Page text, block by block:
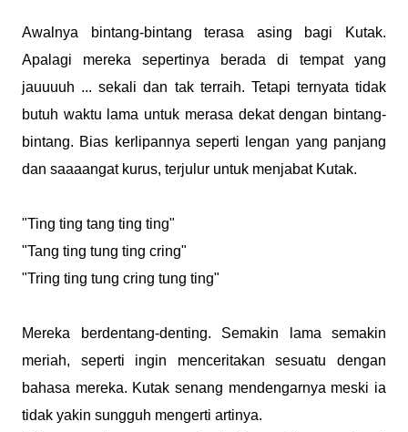
Awalnya bintang-bintang terasa asing bagi Kutak.
Apalagi mereka sepertinya berada di tempat yang
jauuuuh ... sekali dan tak terraih. Tetapi ternyata tidak
butuh waktu lama untuk merasa dekat dengan bintang-
bintang. Bias kerlipannya seperti lengan yang panjang
dan saaaangat kurus, terjulur untuk menjabat Kutak.
"Ting ting tang ting ting"
"Tang ting tung ting cring"
"Tring ting tung cring tung ting"
Mereka berdentang-denting. Semakin lama semakin
meriah, seperti ingin menceritakan sesuatu dengan
bahasa mereka. Kutak senang mendengarnya meski ia
tidak yakin sungguh mengerti artinya.